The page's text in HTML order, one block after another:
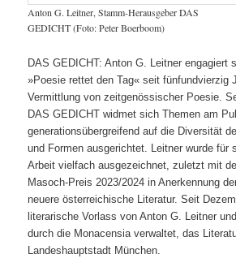
Anton G. Leitner, Stamm-Herausgeber DAS
GEDICHT (Foto: Peter Boerboom)
DAS GEDICHT: Anton G. Leitner engagiert
»Poesie rettet den Tag« seit fünfundvierzig
Vermittlung von zeitgenössischer Poesie.
DAS GEDICHT widmet sich Themen am
generationsübergreifend auf die Diversität
und Formen ausgerichtet. Leitner wurde für
Arbeit vielfach ausgezeichnet, zuletzt mit
Masoch-Preis 2023/2024 in Anerkennung
neuere österreichische Literatur. Seit
literarische Vorlass von Anton G. Leitner
durch die Monacensia verwaltet, das
Landeshauptstadt München.